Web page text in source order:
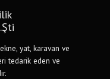
yat, karavan ve
tedarik eden ve